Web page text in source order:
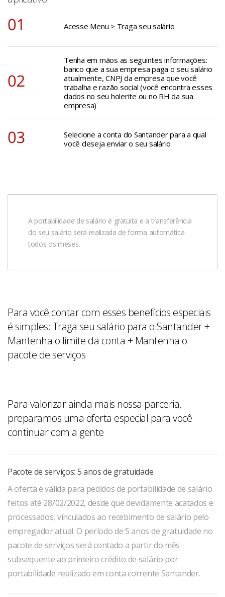
Acesse Menu > Traga seu salário
Tenha em mãos as seguintes informações:
banco que a sua empresa paga o seu salário
atualmente, CNPJ da empresa que você
trabalha e razão social (você encontra esses
dados no seu holerite ou no RH da sua
empresa)
Selecione a conta do Santander para a qual
você deseja enviar o seu salário
A portabilidade de salário é gratuita e a transferência
do seu salário será realizada de forma automática
todos os meses.
Para você contar com esses benefícios especiais
é simples: Traga seu salário para o Santander +
Mantenha o limite da conta + Mantenha o
pacote de serviços
Para valorizar ainda mais nossa parceria,
preparamos uma oferta especial para você
continuar com a gente
Pacote de serviços: 5 anos de gratuidade
A oferta é válida para pedidos de portabilidade de salário
feitos até 28/02/2022, desde que devidamente acatados e
processados, vinculados ao recebimento de salário pelo
empregador atual. O período de 5 anos de gratuidade no
pacote de serviços será contado a partir do mês
subsequente ao primeiro crédito de salário por
portabilidade realizado em conta corrente Santander.